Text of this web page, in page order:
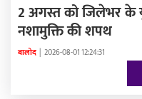
2 अगस्त को जिलेभर के
नशामुक्ति की शपथ
बालोद | 2026-08-01 12:24:31